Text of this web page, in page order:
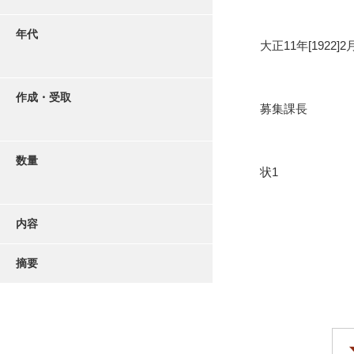
年代
大正11年[1922]2
作成・受取
募集課長
数量
状1
内容
摘要